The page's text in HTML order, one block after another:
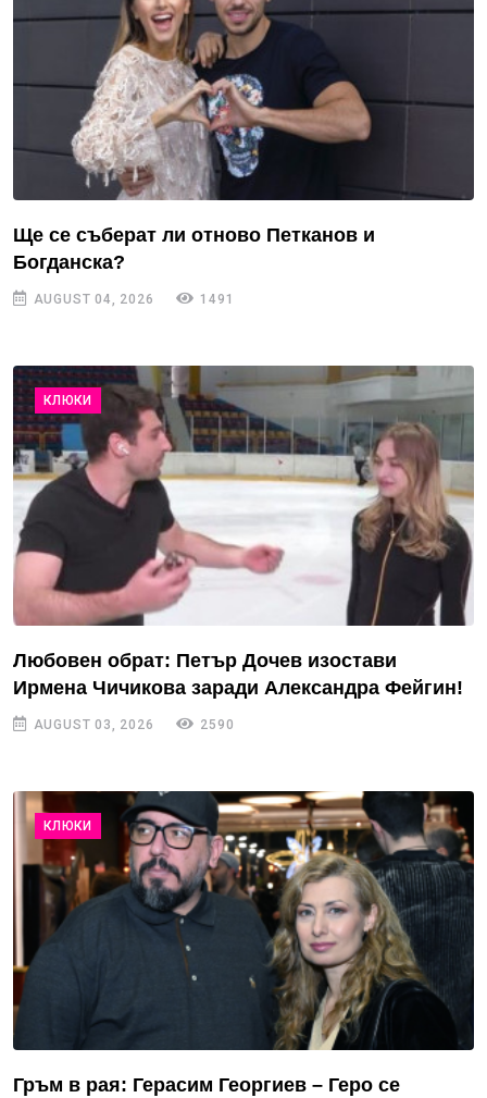
Ще се съберат ли отново Петканов и
Богданска?
AUGUST 04, 2026 1491
КЛЮКИ
Любовен обрат: Петър Дочев изостави
Ирмена Чичикова заради Александра Фейгин!
AUGUST 03, 2026 2590
КЛЮКИ
Гръм в рая: Герасим Георгиев – Геро се